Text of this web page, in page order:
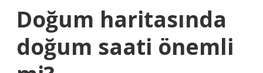
Doğum haritasında
doğum saati önemli